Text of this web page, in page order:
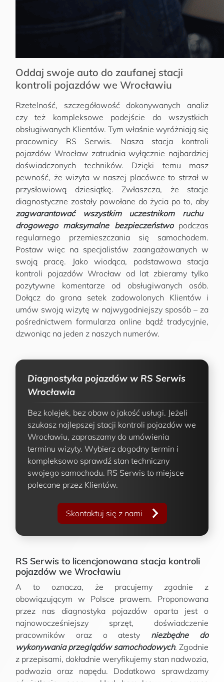
Oddaj swoje auto do zaufanej stacji
kontroli pojazdów we Wrocławiu
Rzetelność, szczegółowość dokonywanych analiz
czy też kompleksowe podejście do wszystkich
obsługiwanych Klientów. Tym właśnie wyróżniają się
pracownicy RS Serwis. Nasza stacja kontroli
pojazdów Wrocław zatrudnia wyłącznie najbardziej
doświadczonych techników. Dzięki temu masz
pewność, że wizyta w naszej placówce to strzał w
przysłowiową dziesiątkę. Zwłaszcza, że stacje
diagnostyczne zostały powołane do życia po to, aby
zagwarantować wszystkim uczestnikom ruchu
drogowego maksymalne bezpieczeństwopodczas
regularnego przemieszczania się samochodem.
Postaw więc na specjalistów zaangażowanych w
swoją pracę. Jako wiodąca, podstawowa stacja
kontroli pojazdów Wrocław od lat zbieramy tylko
pozytywne komentarze od obsługiwanych osób.
Dołącz do grona setek zadowolonych Klientów i
umów swoją wizytę w najwygodniejszy sposób – za
pośrednictwem formularza online bądź tradycyjnie,
dzwoniąc na jeden z naszych numerów.
Diagnostyka pojazdów w RS Serwis
Wrocławia
Bez kolejek, bez obaw o jakość usługi. Jeżeli
szukasz najlepszej stacji kontroli pojazdów we
Wrocławiu, zapraszamy do umówienia
terminu wizyty. Wybierz dogodny termin i
kompleksowo sprawdź stan techniczny
swojego samochodu. RS Serwis to miejsce
polecane przez Klientów.
Skontaktuj się z nami
RS Serwis to licencjonowana stacja kontroli
pojazdów we Wrocławiu
A to oznacza, że pracujemy zgodnie z
obowiązującym w Polsce prawem. Proponowana
przez nas diagnostyka pojazdów oparta jest o
najnowocześniejszy sprzęt, doświadczenie
pracowników oraz o atesty niezbędne do
wykonywania przeglądów samochodowych. Zgodnie
z przepisami, dokładnie weryfikujemy stan nadwozia,
podwozia oraz napędu. Dodatkowo sprawdzamy